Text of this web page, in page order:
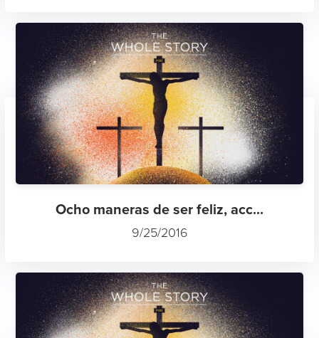
Ocho maneras de ser feliz, acc...
9/25/2016